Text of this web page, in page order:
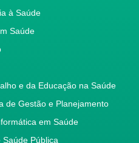
à Saúde
Saúde
e da Educação na Saúde
de Gestão e Planejamento
em Saúde
Pública